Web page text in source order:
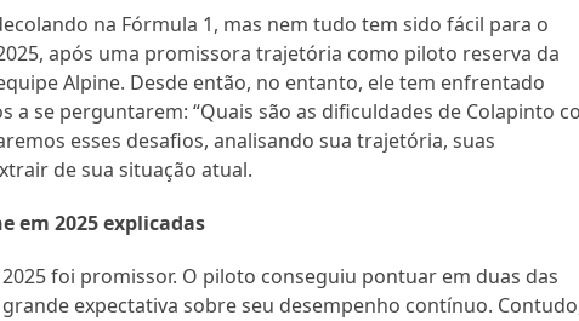
na Fórmula 1, mas nem tudo tem sido fácil para o
após uma promissora trajetória como piloto reserva da
Alpine. Desde então, no entanto, ele tem enfrentado
a se perguntarem: “Quais são as dificuldades de Colapinto
esses desafios, analisando sua trajetória, suas
de sua situação atual.
em 2025 explicadas
foi promissor. O piloto conseguiu pontuar em duas das
expectativa sobre seu desempenho contínuo.